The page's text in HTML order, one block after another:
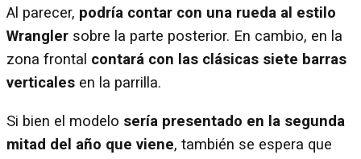
Al parecer, podría contar con una rueda al estilo
Wrangler sobre la parte posterior. En cambio, en la
zona frontal contará con las clásicas siete barras
verticales en la parrilla.
Si bien el modelo sería presentado en la segunda
mitad del año que viene, también se espera que